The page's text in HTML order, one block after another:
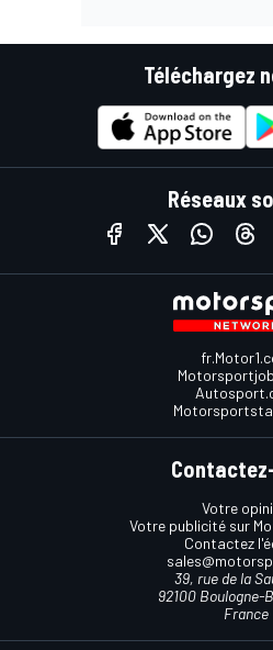
Téléchargez
Réseaux
Votre
Votre publicité sur
Contactez
39, rue de la
92100 Boulogne-
France